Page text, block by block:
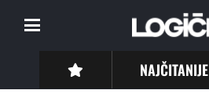
NAJČITANIJE